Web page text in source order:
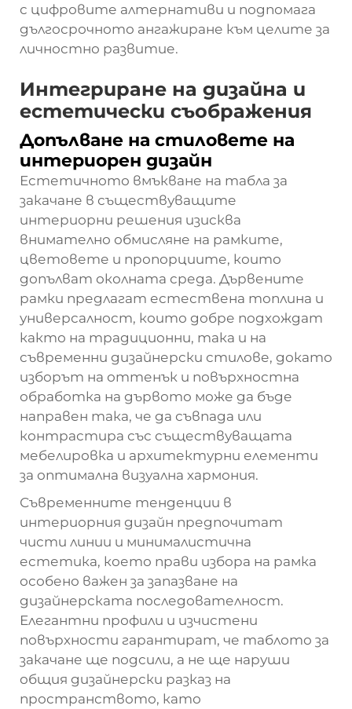
с цифровите алтернативи и подпомага
дългосрочното ангажиране към целите за
личностно развитие.
Интегриране на дизайна и
естетически съображения
Допълване на стиловете на
интериорен дизайн
Естетичното вмъкване на табла за
закачане в съществуващите
интериорни решения изисква
внимателно обмисляне на рамките,
цветовете и пропорциите, които
допълват околната среда. Дървените
рамки предлагат естествена топлина и
универсалност, които добре подхождат
както на традиционни, така и на
съвременни дизайнерски стилове, докато
изборът на оттенък и повърхностна
обработка на дървото може да бъде
направен така, че да съвпада или
контрастира със съществуващата
мебелировка и архитектурни елементи
за оптимална визуална хармония.
Съвременните тенденции в
интериорния дизайн предпочитат
чисти линии и минималистична
естетика, което прави избора на рамка
особено важен за запазване на
дизайнерската последователност.
Елегантни профили и изчистени
повърхности гарантират, че таблото за
закачане ще подсили, а не ще наруши
общия дизайнерски разказ на
пространството, като